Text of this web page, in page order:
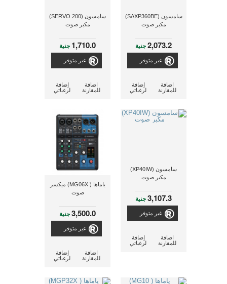
سامسون (SAXP360BE)
مكبر صوت
2,073.2جنية
غير متوفر
إضافة
لرغباتي
اضافة
للمقارنة
سامسون (SERVO 200)
مكبر صوت
1,710.0 جنية
غير متوفر
إضافة
لرغباتي
اضافة
للمقارنة
سامسون (XP40IW)
مكبر صوت
3,107.3جنية
غير متوفر
إضافة
لرغباتي
اضافة
للمقارنة
ياماها ( MG06X) ميكسر
صوت
3,500.0جنية
غير متوفر
إضافة
لرغباتي
اضافة
للمقارنة